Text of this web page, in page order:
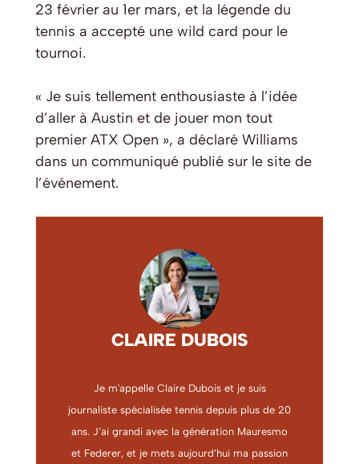
23 février au 1er mars, et la légende du
tennis a accepté une wild card pour le
tournoi.
« Je suis tellement enthousiaste à l’idée
d’aller à Austin et de jouer mon tout
premier ATX Open », a déclaré Williams
dans un communiqué publié sur le site de
l’événement.
CLAIRE DUBOIS
Je m'appelle Claire Dubois et je suis
journaliste spécialisée tennis depuis plus de 20
ans. J’ai grandi avec la génération Mauresmo
et Federer, et je mets aujourd’hui ma passion